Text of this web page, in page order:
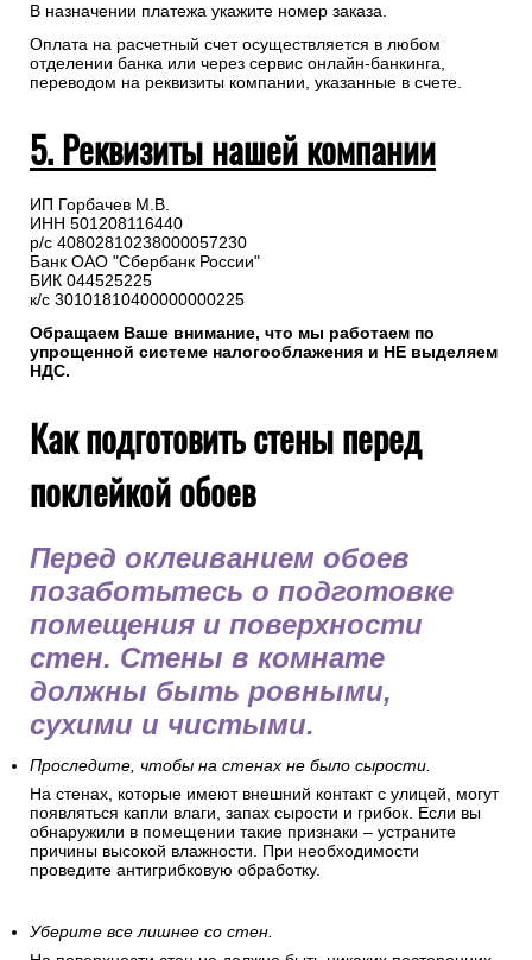
В назначении платежа укажите номер заказа.
Оплата на расчетный счет осуществляется в любом
отделении банка или через сервис онлайн-банкинга,
переводом на реквизиты компании, указанные в счете.
5. Реквизиты нашей компании
ИП Горбачев М.В.
ИНН 501208116440
р/с 40802810238000057230
Банк ОАО "Сбербанк России"
БИК 044525225
к/с 30101810400000000225
Обращаем Ваше внимание, что мы работаем по
упрощенной системе налогооблажения и НЕ выделяем
НДС.
Как подготовить стены перед
поклейкой обоев
Перед оклеиванием обоев
позаботьтесь о подготовке
помещения и поверхности
стен. Стены в комнате
должны быть ровными,
сухими и чистыми.
Проследите, чтобы на стенах не было сырости.
На стенах, которые имеют внешний контакт с улицей, могут
появляться капли влаги, запах сырости и грибок. Если вы
обнаружили в помещении такие признаки – устраните
причины высокой влажности. При необходимости
проведите антигрибковую обработку.
Уберите все лишнее со стен.